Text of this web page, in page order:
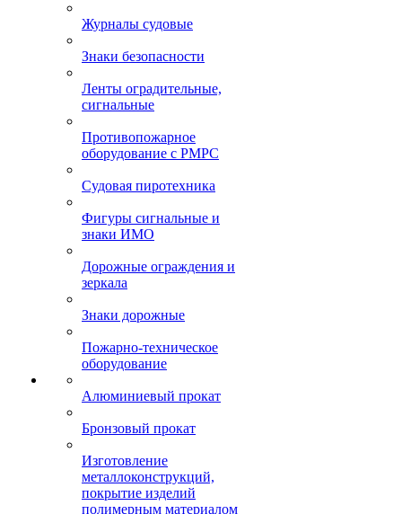
Журналы судовые
Знаки безопасности
Ленты оградительные,
сигнальные
Противопожарное
оборудование с РМРС
Судовая пиротехника
Фигуры сигнальные и
знаки ИМО
Дорожные ограждения и
зеркала
Знаки дорожные
Пожарно-техническое
оборудование
Алюминиевый прокат
Бронзовый прокат
Изготовление
металлоконструкций,
покрытие изделий
полимерным материалом